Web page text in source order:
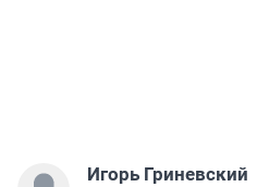
Игорь Гриневский